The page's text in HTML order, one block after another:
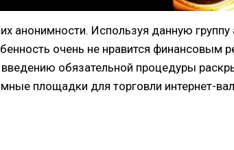
анонимности. Используя данную
очень не нравится финансовым
обязательной процедуры
площадки для торговли интернет-